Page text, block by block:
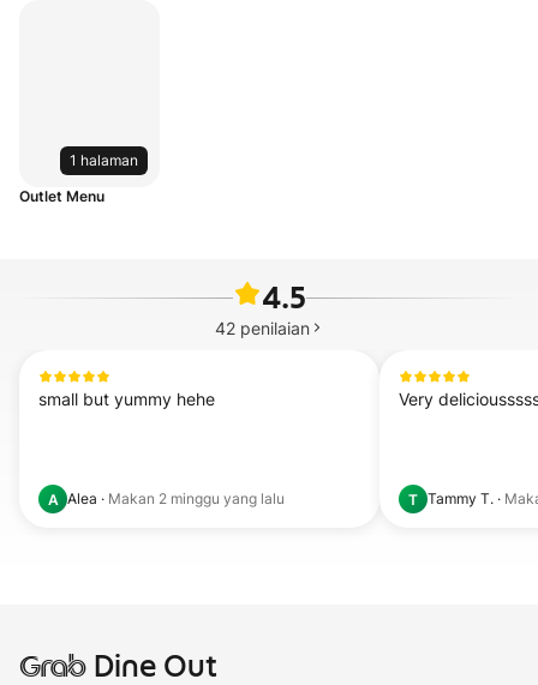
1 halaman
Outlet Menu
4.5
42 penilaian
small but yummy hehe
A Alea · Makan 2 minggu yang lalu
Very
T Tammy T. ·
GrabDine Out